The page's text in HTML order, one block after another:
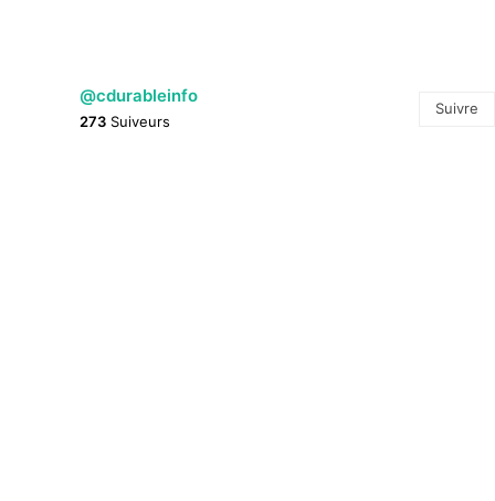
@cdurableinfo
273 Suiveurs
Suivre